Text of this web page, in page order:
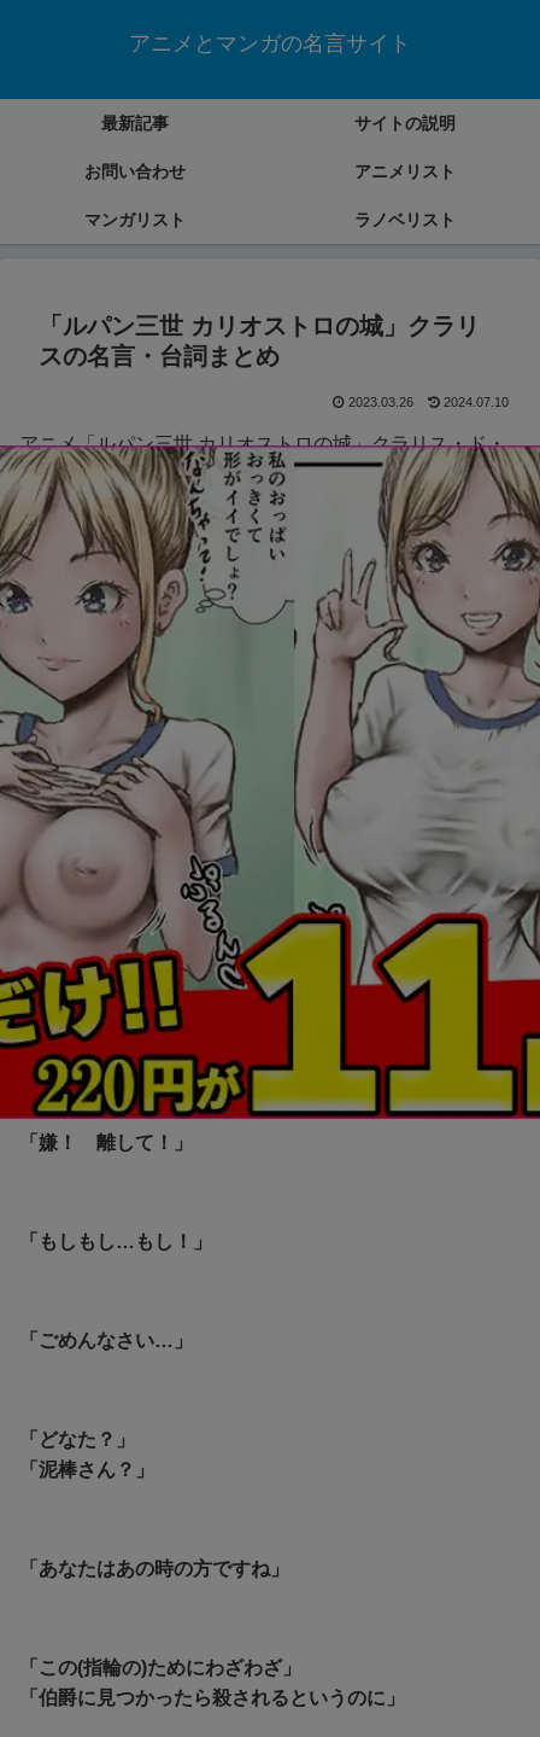
アニメとマンガの名言サイト
最新記事 サイトの説明
お問い合わせ アニメリスト
マンガリスト ラノベリスト
「ルパン三世 カリオストロの城」クラリ
スの名言・台詞まとめ
2023.03.26 2024.07.10
アニメ「ルパン三世 カリオストロの城」クラリス・ド・
カリオストロの名言・台詞をまとめていきます。
ルパン三世 カリオストロの城
「嫌！ 離して！」
「もしもし…もし！」
「ごめんなさい…」
「どなた？」
「泥棒さん？」
「あなたはあの時の方ですね」
「この(指輪の)ためにわざわざ」
「伯爵に見つかったら殺されるというのに」